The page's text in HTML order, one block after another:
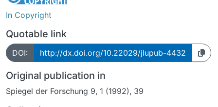
In Copyright
Quotable link
DOI: http://dx.doi.org/10.22029/jlupub-4432
Original publication in
Spiegel der Forschung 9, 1 (1992), 39